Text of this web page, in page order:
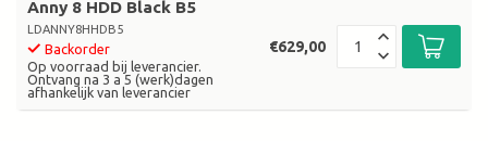
Anny 8 HDD Black B5
LDANNY8HHDB5
Backorder
Op voorraad bij leverancier.
Ontvang na 3 a 5 (werk)dagen
afhankelijk van leverancier
€629,00